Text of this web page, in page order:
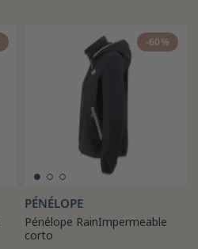
-60%
PÉNÉLOPE
Pénélope RainImpermeable
corto